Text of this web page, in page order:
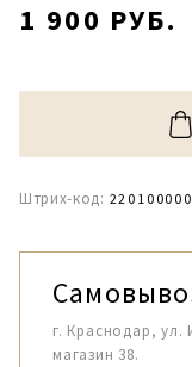
1 900 РУБ.
Штрих-код:
г. Краснодар, ул.
магазин 38.